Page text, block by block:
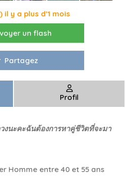
il y a plus d'1 mois
un flash
Partagez
Profil
งนะคะฉันต้องการหาคู่ชีวิตที่จะมา
Homme entre 40 et 55 ans